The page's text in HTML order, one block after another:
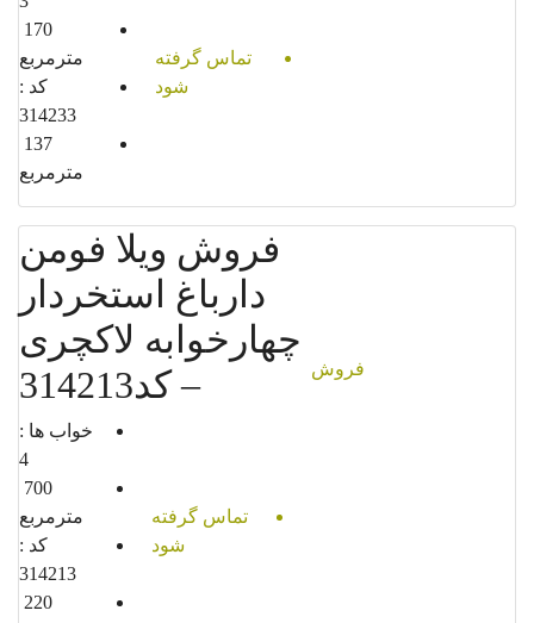
تماس گرفته
شود
170
مترمربع
کد :
314233
137
مترمربع
فروش
فروش ویلا فومن
دارباغ استخردار
چهارخوابه لاکچری
– کد314213
تماس گرفته
شود
خواب ها :
700
مترمربع
کد :
314213
220